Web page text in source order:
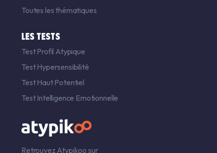
Toutes les thématiques
LES TESTS
Test Profil Atypique
Test Hypersensibilité
Test Haut Potentiel
Test Intelligence Emotionnelle
Retrouvez Atypikoo sur